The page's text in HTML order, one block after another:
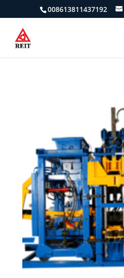
008613811437192